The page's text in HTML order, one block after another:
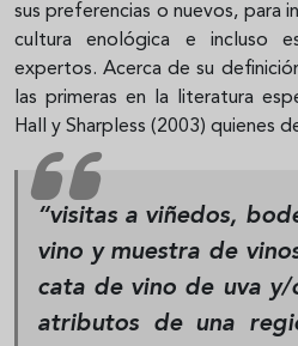
sus preferencias o nuevos, para
cultura enológica e incluso
expertos. Acerca de su
las primeras en la literatura
Hall y Sharpless (2003) quienes
“visitas a viñedos,
vino y muestra de
cata de vino de uva
atributos de una